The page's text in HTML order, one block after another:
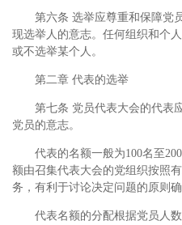
第六条 选举应尊重和保障党
现选举人的意志。任何组织和个
或不选举某个人。
第二章 代表的选举
第七条 党员代表大会的代表
党员的意志。
代表的名额一般为100名至
额由召集代表大会的党组织按照
务，有利于讨论决定问题的原则
代表名额的分配根据党员人